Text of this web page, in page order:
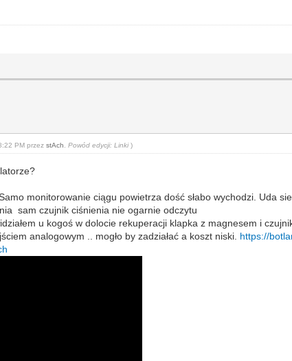
PM przez stAch Powód edycji: Linki )
monitorowanie ciągu powietrza dość słabo wychodzi. Uda
sam czujnik ciśnienia nie ogarnie odczytu
u kogoś w dolocie rekuperacji klapka z magnesem i
analogowym .. mogło by zadziałać a koszt niski. https://